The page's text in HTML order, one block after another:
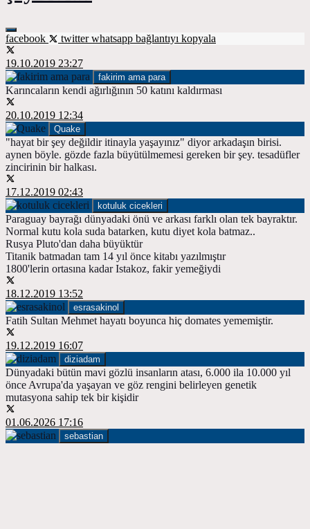
facebook twitterwhatsapp bağlantıyı kopyala
19.10.2019 23:27
fakirim ama para
Karıncaların kendi ağırlığının 50 katını kaldırması
20.10.2019 12:34
Quake
"hayat bir şey değildir itinayla yaşayınız" diyor arkadaşın birisi.
aynen böyle. gözde fazla büyütülmemesi gereken bir şey. tesadüfler
zincirinin bir halkası.
17.12.2019 02:43
kotuluk cicekleri
Paraguay bayrağı dünyadaki önü ve arkası farklı olan tek bayraktır.
Normal kutu kola suda batarken, kutu diyet kola batmaz..
Rusya Pluto'dan daha büyüktür
Titanik batmadan tam 14 yıl önce kitabı yazılmıştır
1800'lerin ortasına kadar Istakoz, fakir yemeğiydi
18.12.2019 13:52
esrasakinol
Fatih Sultan Mehmet hayatı boyunca hiç domates yememiştir.
19.12.2019 16:07
diziadam
Dünyadaki bütün mavi gözlü insanların atası, 6.000 ila 10.000 yıl
önce Avrupa'da yaşayan ve göz rengini belirleyen genetik
mutasyona sahip tek bir kişidir
01.06.2026 17:16
sebastian